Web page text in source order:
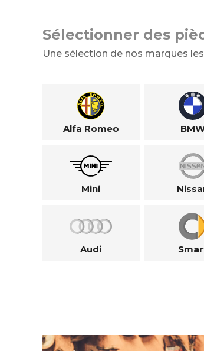
Sélectionner des
Une sélection de nos marques
Alfa Romeo
Mini
Audi